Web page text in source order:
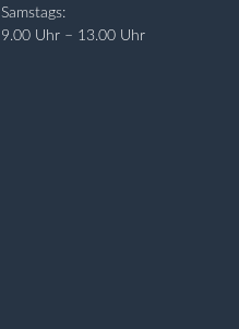
Samstags:
9.00 Uhr – 13.00 Uhr